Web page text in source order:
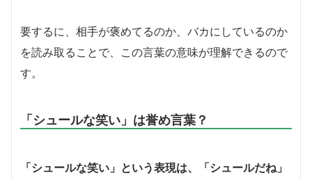
要するに、相手が褒めてるのか、バカにしているのか
を読み取ることで、この言葉の意味が理解できるので
す。
「シュールな笑い」は誉め言葉？
「シュールな笑い」という表現は、「シュールだね」